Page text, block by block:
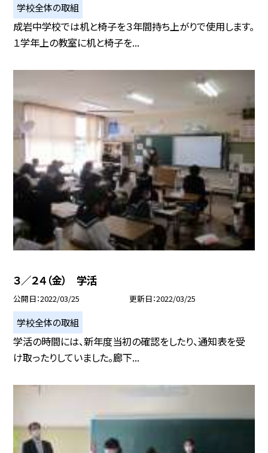
学校全体の取組
成岩中学校では机と椅子を３年間持ち上がりで使用します。
１学年上の教室に机と椅子を...
３／２４（金） 学活
公開日 2022/03/25 更新日 2022/03/25
学校全体の取組
学活の時間には、新年度当初の確認をしたり、通知表を受
け取ったりしていました。廊下...